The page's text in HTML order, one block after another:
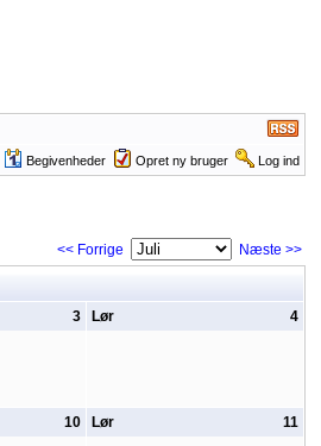
Begivenheder Opret ny bruger Log ind
<< Forrige Næste >>
3 4
Lør
10 11
Lør